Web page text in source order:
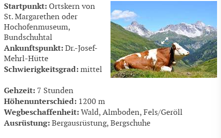
Startpunkt: Ortskern von
St. Margarethen oder
Hochofenmuseum,
Bundschuhtal
Ankunftspunkt: Dr.-Josef-
Mehrl-Hütte
Schwierigkeitsgrad: mittel
Gehzeit: 7 Stunden
Höhenunterschied: 1200 m
Wegbeschaffenheit: Wald, Almboden, Fels/Geröll
Ausrüstung: Bergausrüstung, Bergschuhe